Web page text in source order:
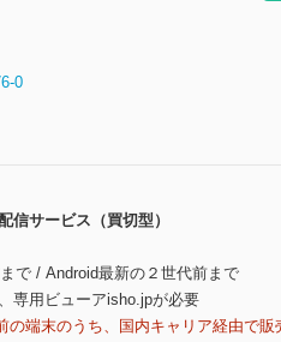
0
信サービス（買切型）
で / Android最新の２世代前まで
専用ビューアisho.jpが必要
端末のうち、国内キャリア経由で販